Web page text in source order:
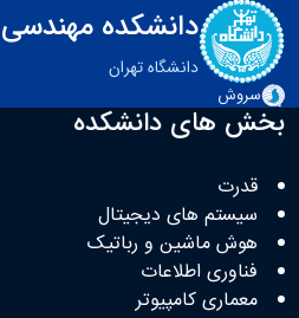
دانشکده مهندسی
دانشگاه تهران
سروش
بخش های دانشکده
قدرت
سیستم های دیجیتال
هوش ماشین و رباتیک
فناوری اطلاعات
معماری کامپیوتر